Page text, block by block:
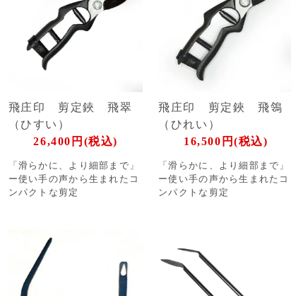
飛庄印 剪定鋏 飛翠
（ひすい）
26,400円(税込)
「滑らかに、より細部まで」
ー使い手の声から生まれたコ
ンパクトな剪定
飛庄印 剪定鋏 飛鴒
（ひれい）
16,500円(税込)
「滑らかに、より細部まで」
ー使い手の声から生まれたコ
ンパクトな剪定